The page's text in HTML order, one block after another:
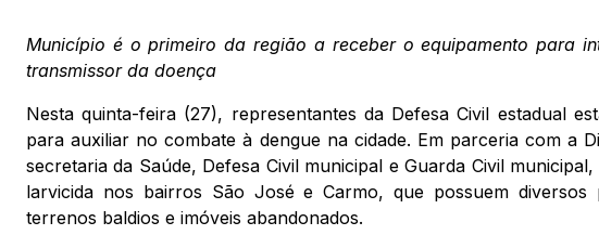
Município é o primeiro da região a receber o equipamento para
transmissor da doença
Nesta quinta-feira (27), representantes da Defesa Civil estadual
para auxiliar no combate à dengue na cidade. Em parceria com a
secretaria da Saúde, Defesa Civil municipal e Guarda Civil
larvicida nos bairros São José e Carmo, que possuem
terrenos baldios e imóveis abandonados.